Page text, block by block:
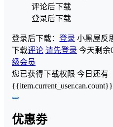
评论后下载
登录后下载
登录后下载： 登录 小黑屋反
下载评论 请先登录 今天剩余
级会员
您已获得下载权限 今日还有
优惠劵